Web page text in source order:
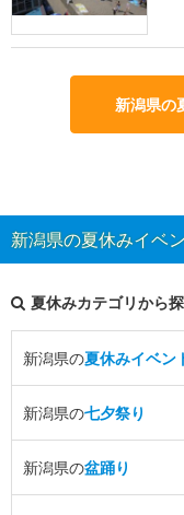
新潟県の
新潟県の夏休みイベ
夏休みカテゴリから
新潟県の夏休みイベン
新潟県の七夕祭り
新潟県の盆踊り